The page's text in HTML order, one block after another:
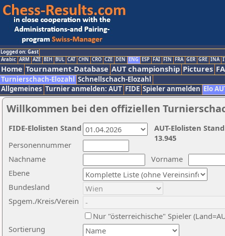
Logged on: Gast
Arabic ARM AZE BIH BUL CAT CHN CRO CZE DEN ENG ESP FAI FIN FRA GER GRE INA
Home Tournament-Database AUT championship Pictures
Turnierschach-Elozahl Schnellschach-Elozahl
Allgemeines Turnier anmelden: AUT FIDE Spieler anmelden Elo
Willkommen bei den offiziellen
Nachname
Vorname
Ebene
Sortierung
Personennummer
Bundesland
Spgem./Kreis/Verein
Nur "österreichische" Spieler
AUT-Elolisten
13.945
FIDE-Elolisten Stand